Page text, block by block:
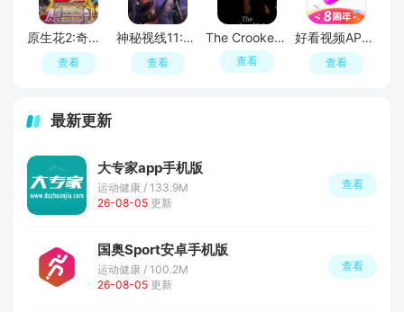
原生花2:奇幻旅程
查看
神秘视线11:惊悚秘林
查看
The Crooked Man
查看
好看视频APP官方最新版
查看
最新更新
大专家app手机版
运动健康 / 133.9M
26-08-05 更新
查看
国奥Sport安卓手机版
运动健康 / 100.2M
26-08-05 更新
查看